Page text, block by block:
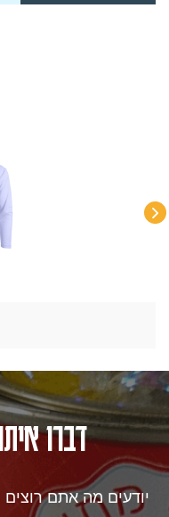
דברו
יודעים מה אתם